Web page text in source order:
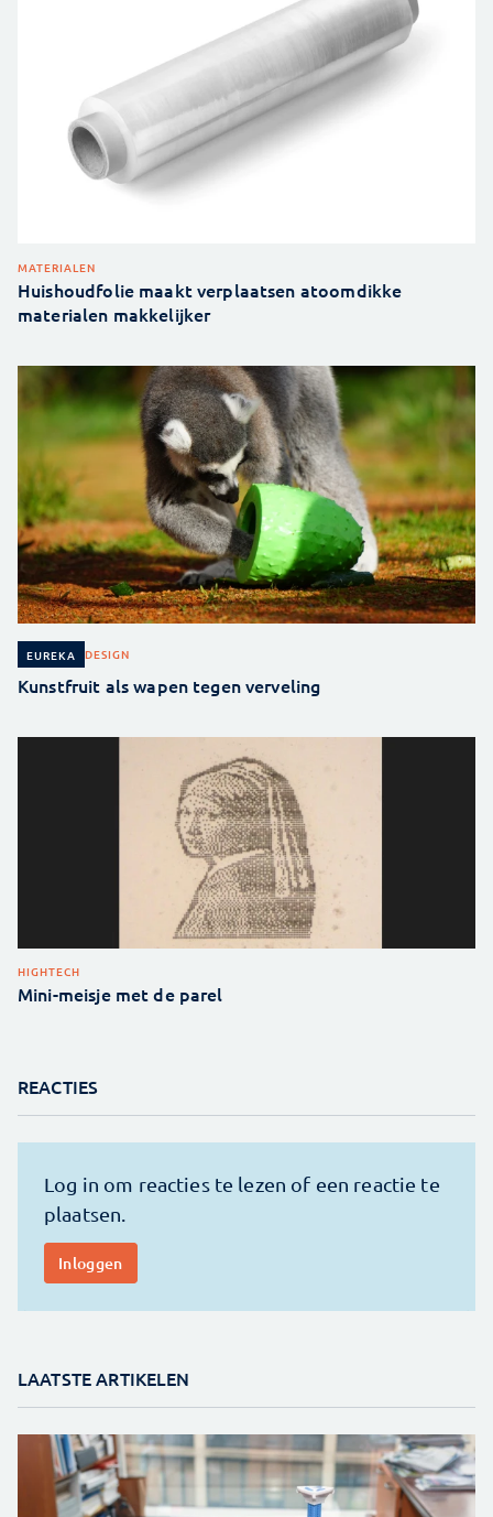
MATERIALEN
Huishoudfolie maakt verplaatsen atoomdikke
materialen makkelijker
EUREKA DESIGN
Kunstfruit als wapen tegen verveling
HIGHTECH
Mini-meisje met de parel
REACTIES
LAATSTE ARTIKELEN